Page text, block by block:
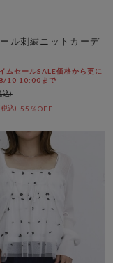
ル刺繍ニットカーデ
ムセールSALE価格から更に
10 10:00まで
55％OFF